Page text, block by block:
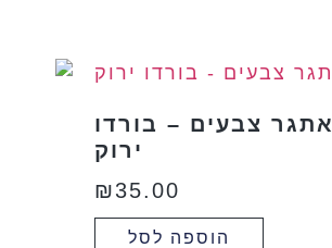
אתגר צבעים – בורדו
ירוק
₪35.00
הוספה לסל